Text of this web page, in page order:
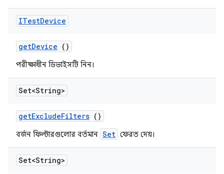
ITestDevice
getDevice ()
পরীক্ষাধীন ডিভাইসটি নিন।
Set<String>
getExcludeFilters ()
বর্জন ফিল্টারগুলোর বর্তমান Set ফেরত দেয়।
Set<String>